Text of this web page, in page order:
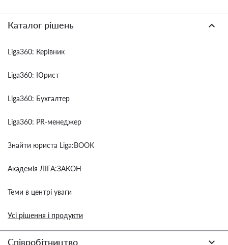
Каталог рішень
Liga360: Керівник
Liga360: Юрист
Liga360: Бухгалтер
Liga360: PR-менеджер
Знайти юриста Liga:BOOK
Академія ЛІГА:ЗАКОН
Теми в центрі уваги
Усі рішення і продукти
Співробітництво